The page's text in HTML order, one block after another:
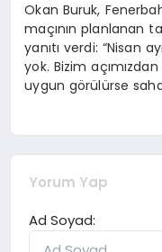
Okan Buruk,
maçının planlanan
yanıtı verdi: “Nisan
yok. Bizim
uygun görülürse
Yorum Yap
Ad Soyad: